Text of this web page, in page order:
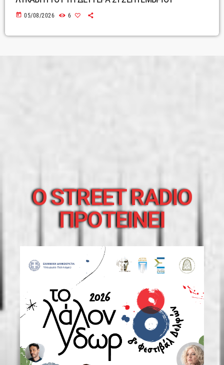
today 05/08/2026 6
O STREET RADIO
ΠΡΟΤΕΙΝΕΙ